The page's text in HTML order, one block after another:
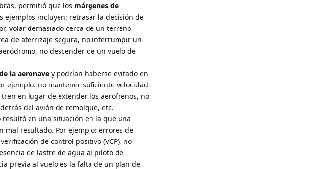
permitió que los márgenes de
ejemplos incluyen: retrasar la decisión de
volar demasiado cerca de un terreno
de aterrizaje segura, no interrumpir un
no descender de un vuelo de
la aeronave y podrían haberse evitado en
ejemplo: no mantener suficiente velocidad
en lugar de extender los aerofrenos, no
del avión de remolque, etc.
en una situación en la que una
mal resultado. Por ejemplo: errores de
de control positivo (VCP), no
de lastre de agua al piloto de
previa al vuelo es la falta de un plan de